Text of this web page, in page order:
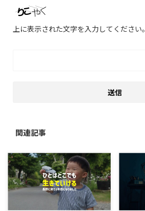
上に表示された文字を入力してください。
関連記事